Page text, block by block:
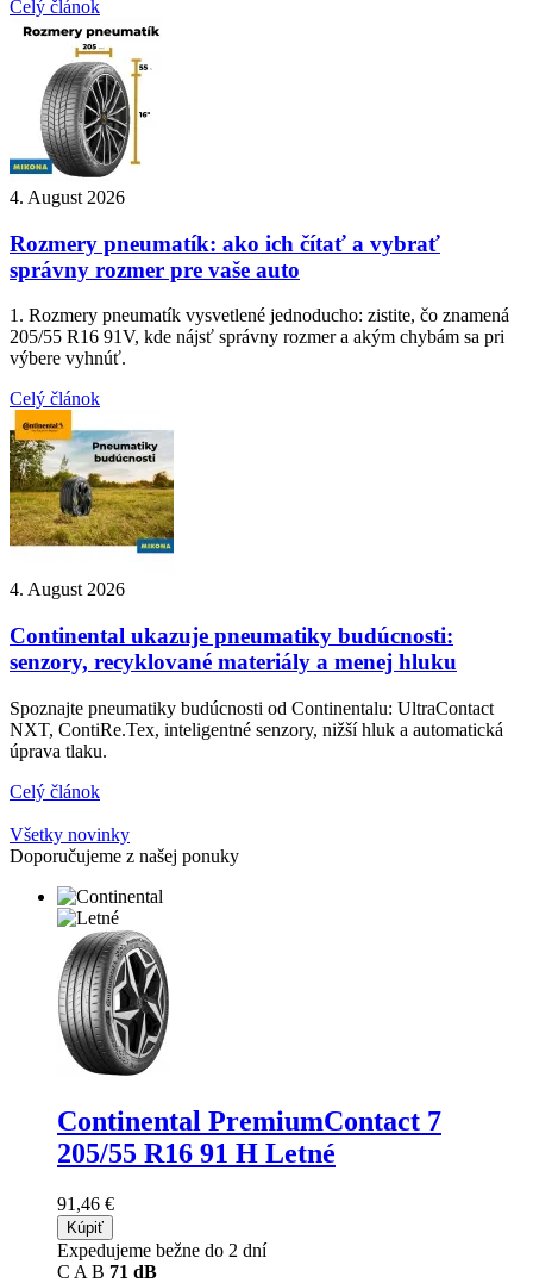
Celý článok
4. August 2026
Rozmery pneumatík: ako ich čítať a vybrať
správny rozmer pre vaše auto
1. Rozmery pneumatík vysvetlené jednoducho: zistite, čo znamená
205/55 R16 91V, kde nájsť správny rozmer a akým chybám sa pri
výbere vyhnúť.
Celý článok
4. August 2026
Continental ukazuje pneumatiky budúcnosti:
senzory, recyklované materiály a menej hluku
Spoznajte pneumatiky budúcnosti od Continentalu: UltraContact
NXT, ContiRe.Tex, inteligentné senzory, nižší hluk a automatická
úprava tlaku.
Celý článok
Všetky novinky
Doporučujeme z našej ponuky
Continental PremiumContact 7
205/55 R16 91 H Letné
91,46 €
Kúpiť
Expedujeme bežne do 2 dní
C A B 71 dB